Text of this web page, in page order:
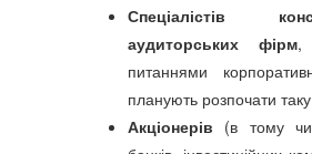
Спеціалістів
аудиторських фірм,
питаннями
планують розпочати
Акціонерів (в тому